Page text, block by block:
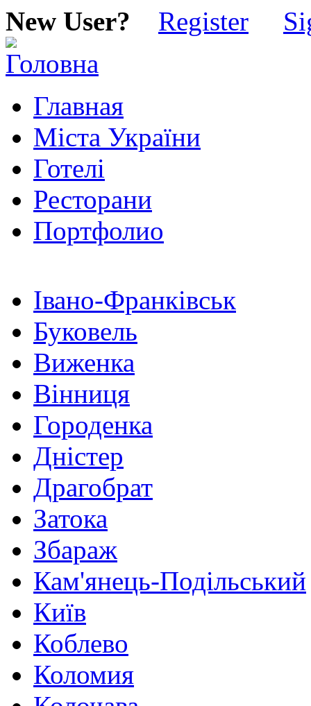
New User? Register
Главная
Міста України
Готелі
Ресторани
Портфолио
Івано-Франківськ
Буковель
Виженка
Вінниця
Городенка
Дністер
Драгобрат
Затока
Збараж
Кам'янець-Подільський
Київ
Коблево
Коломия